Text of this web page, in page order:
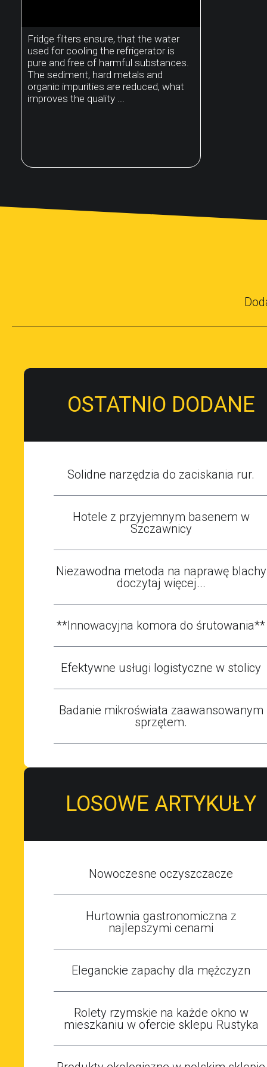
Fridge filters ensure, that the water
used for cooling the refrigerator is
pure and free of harmful substances.
The sediment, hard metals and
organic impurities are reduced, what
improves the quality ...
OSTATNIO DODANE
Solidne narzędzia do zaciskania rur.
Hotele z przyjemnym basenem w
Szczawnicy
Niezawodna metoda na naprawę blachy
doczytaj więcej...
**Innowacyjna komora do śrutowania**
Efektywne usługi logistyczne w stolicy
Badanie mikroświata zaawansowanym
sprzętem.
LOSOWE ARTYKUŁY
Nowoczesne oczyszczacze
Hurtownia gastronomiczna z
najlepszymi cenami
Eleganckie zapachy dla mężczyzn
Rolety rzymskie na każde okno w
mieszkaniu w ofercie sklepu Rustyka